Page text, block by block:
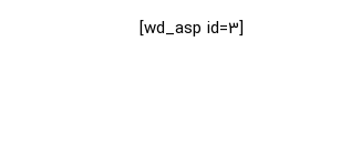
[wd_asp id=3]